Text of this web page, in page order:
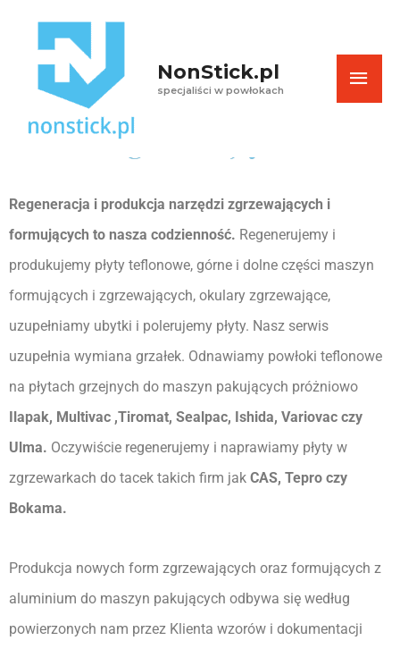
content
NonStick.pl
specjaliści w powłokach
Narzędzia formujące i
zgrzewające
Regeneracja i produkcja narzędzi zgrzewających i
formujących to nasza codzienność. Regenerujemy i
produkujemy płyty teflonowe, górne i dolne części maszyn
formujących i zgrzewających, okulary zgrzewające,
uzupełniamy ubytki i polerujemy płyty. Nasz serwis
uzupełnia wymiana grzałek. Odnawiamy powłoki teflonowe
Ilapak, Multivac ,Tiromat, Sealpac, Ishida, Variovac czy
Ulma. Oczywiście regenerujemy i naprawiamy płyty w
zgrzewarkach do tacek takich firm jak CAS, Tepro czy
Bokama.
Produkcja nowych form zgrzewających oraz formujących z
aluminium do maszyn pakujących odbywa się według
powierzonych nam przez Klienta wzorów i dokumentacji